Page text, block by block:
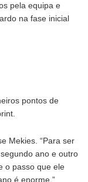
pela equipa e
na fase inicial
pontos de
Mekies. “Para ser
ano e outro
o passo que ele
é enorme.”